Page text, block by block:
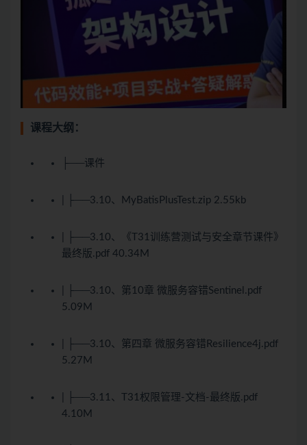
课程大纲：
├──课件
| ├──3.10、MyBatisPlusTest.zip 2.55kb
| ├──3.10、《T31训练营测试与安全章节课件》
最终版.pdf 40.34M
| ├──3.10、第10章 微服务容错Sentinel.pdf
5.09M
| ├──3.10、第四章 微服务容错Resilience4j.pdf
5.27M
| ├──3.11、T31权限管理-文档-最终版.pdf
4.10M